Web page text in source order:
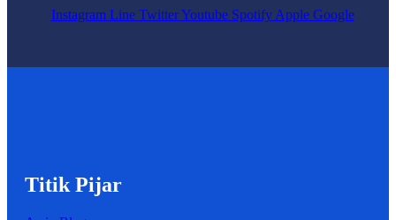
Instagram Line Twitter Youtube Spotify Apple Google
Titik Pijar